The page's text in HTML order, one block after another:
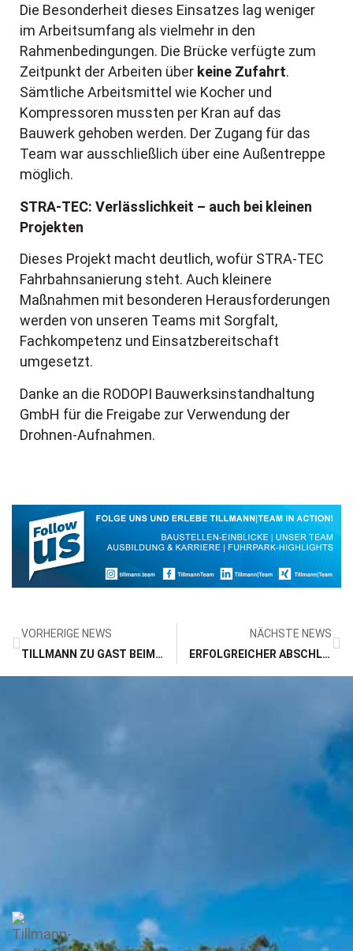
Die Besonderheit dieses Einsatzes lag weniger
im Arbeitsumfang als vielmehr in den
Rahmenbedingungen. Die Brücke verfügte zum
Zeitpunkt der Arbeiten über keine Zufahrt.
Sämtliche Arbeitsmittel wie Kocher und
Kompressoren mussten per Kran auf das
Bauwerk gehoben werden. Der Zugang für das
Team war ausschließlich über eine Außentreppe
möglich.
STRA-TEC: Verlässlichkeit – auch bei kleinen
Projekten
Dieses Projekt macht deutlich, wofür STRA-TEC
Fahrbahnsanierung steht. Auch kleinere
Maßnahmen mit besonderen Herausforderungen
werden von unseren Teams mit Sorgfalt,
Fachkompetenz und Einsatzbereitschaft
umgesetzt.
Danke an die RODOPI Bauwerksinstandhaltung
GmbH für die Freigabe zur Verwendung der
Drohnen-Aufnahmen.
VORHERIGE NEWS
TILLMANN ZU GAST BEIM SICHERHEITSTAG VON WESTNETZ
NÄCHSTE NEWS
ERFOLGREICHER ABSCHLUSS: METE UND ANGELO SIND JETZT WERKPOLIERE IM TIEFBAU